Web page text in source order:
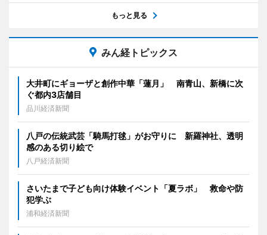
もっと見る
みん経トピックス
大井町にギョーザと創作中華「蓮月」 南青山、新橋に次
ぐ都内3店舗目
品川経済新聞
八戸の伝統武芸「騎馬打毬」がお守りに 新羅神社、透明
感のある切り絵で
八戸経済新聞
さいたまで子ども向け体験イベント「夏ラボ」 救命や防
犯学ぶ
浦和経済新聞